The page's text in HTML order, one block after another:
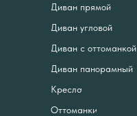
Диван прямой
Диван угловой
Диван с оттоманкой
Диван панорамный
Кресла
Оттоманки